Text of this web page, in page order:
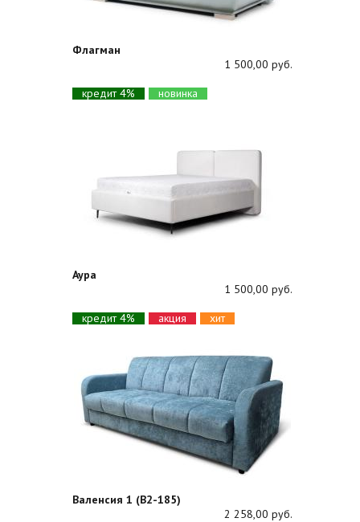
Флагман
1 500,00 руб.
кредит 4%
новинка
Аура
1 500,00 руб.
кредит 4%
акция хит
Валенсия 1 (В2-185)
2 258,00 руб.